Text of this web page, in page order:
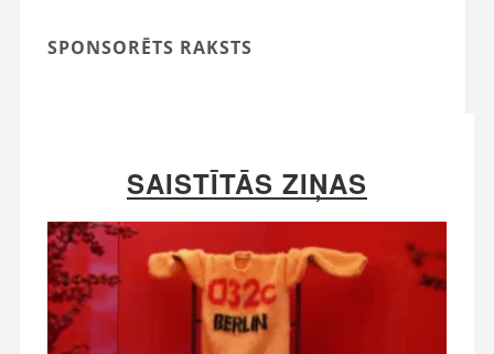
SPONSORĒTS RAKSTS
SAISTĪTĀS ZIŅAS